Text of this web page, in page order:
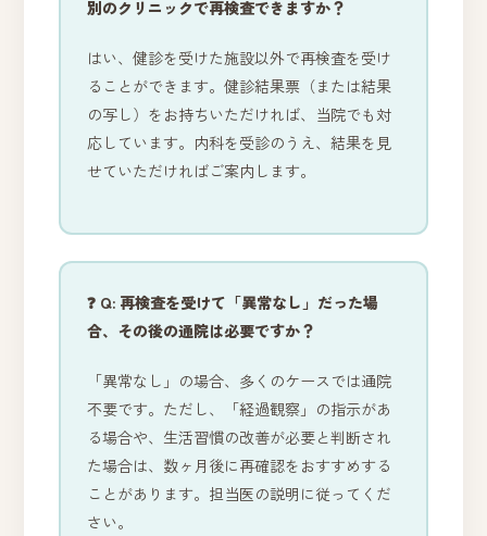
別のクリニックで再検査できますか？
はい、健診を受けた施設以外で再検査を受け
ることができます。健診結果票（または結果
の写し）をお持ちいただければ、当院でも対
応しています。内科を受診のうえ、結果を見
せていただければご案内します。
❓ Q: 再検査を受けて「異常なし」だった場
合、その後の通院は必要ですか？
「異常なし」の場合、多くのケースでは通院
不要です。ただし、「経過観察」の指示があ
る場合や、生活習慣の改善が必要と判断され
た場合は、数ヶ月後に再確認をおすすめする
ことがあります。担当医の説明に従ってくだ
さい。